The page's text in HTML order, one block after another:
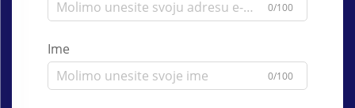
0/100
Ime
0/100